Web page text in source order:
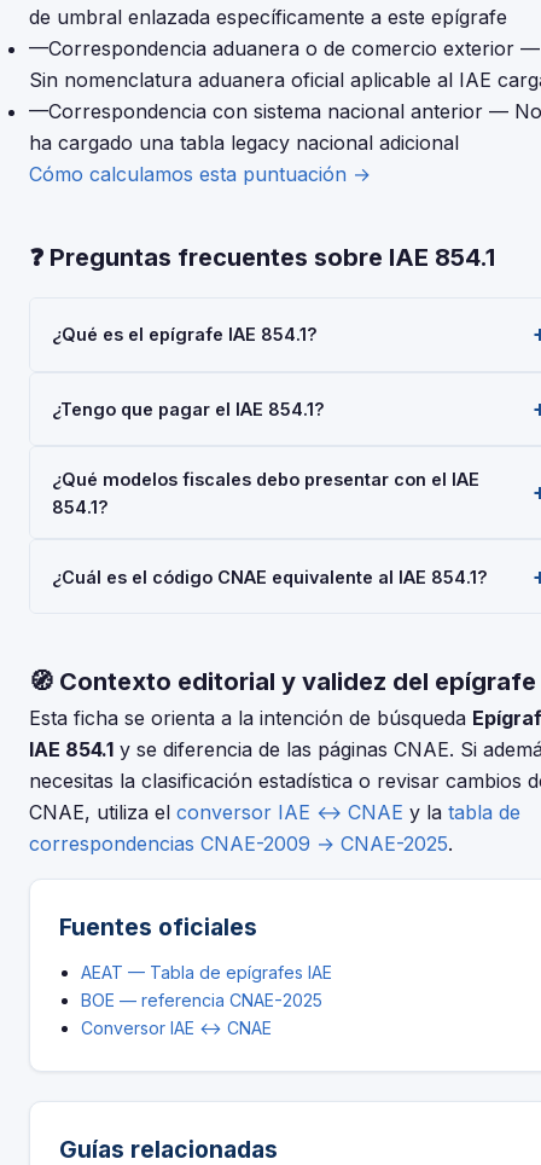
de umbral enlazada específicamente a este epígrafe
—Correspondencia aduanera o de comercio exterior —
Sin nomenclatura aduanera oficial aplicable al IAE
—Correspondencia con sistema nacional anterior —
ha cargado una tabla legacy nacional adicional
Cómo calculamos esta puntuación →
❓ Preguntas frecuentes sobre IAE 854.1
¿Qué es el epígrafe IAE 854.1?
— pertenece a la Actividades Empresariales del Impuesto
Toda empresa o autónomo que realice esta actividad debe
darse de alta mediante el Modelo 036 o 037.
¿Tengo que pagar el IAE 854.1?
pago del IAE. Las sociedades con cifra de negocios inferior
1.000.000 €/año también están exentas. No obstante, el alta
económica.
¿Qué modelos fiscales debo presentar con el IAE
854.1?
036/037 (alta), Modelo 303 (IVA trimestral), Modelo 130 o 131
¿Cuál es el código CNAE equivalente al IAE 854.1?
código CNAE-2025 que corresponde al epígrafe 854.1 —
Alquiler Automoviles Sin Conductor.
🧭 Contexto editorial y validez del epígrafe
Esta ficha se orienta a la intención de búsqueda
IAE 854.1 y se diferencia de las páginas CNAE. Si
necesitas la clasificación estadística o revisar cambios
CNAE, utiliza el conversor IAE ↔ CNAE y la tabla de
correspondencias CNAE-2009 → CNAE-2025.
Fuentes oficiales
AEAT — Tabla de epígrafes IAE
BOE — referencia CNAE-2025
Conversor IAE ↔ CNAE
Guías relacionadas